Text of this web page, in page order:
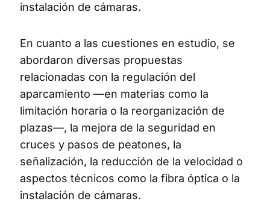
instalación de cámaras.
En cuanto a las cuestiones en estudio, se
abordaron diversas propuestas
relacionadas con la regulación del
aparcamiento —en materias como la
limitación horaria o la reorganización de
plazas—, la mejora de la seguridad en
cruces y pasos de peatones, la
señalización, la reducción de la velocidad o
aspectos técnicos como la fibra óptica o la
instalación de cámaras.